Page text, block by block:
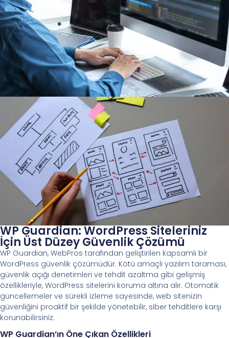
WP Guardian: WordPress Siteleriniz
İçin Üst Düzey Güvenlik Çözümü
WP Guardian, WebPros tarafından geliştirilen kapsamlı bir
WordPress güvenlik çözümüdür. Kötü amaçlı yazılım taraması,
güvenlik açığı denetimleri ve tehdit azaltma gibi gelişmiş
özellikleriyle, WordPress sitelerini koruma altına alır. Otomatik
güncellemeler ve sürekli izleme sayesinde, web sitenizin
güvenliğini proaktif bir şekilde yönetebilir, siber tehditlere karşı
korunabilirsiniz.
WP Guardian’ın Öne Çıkan Özellikleri